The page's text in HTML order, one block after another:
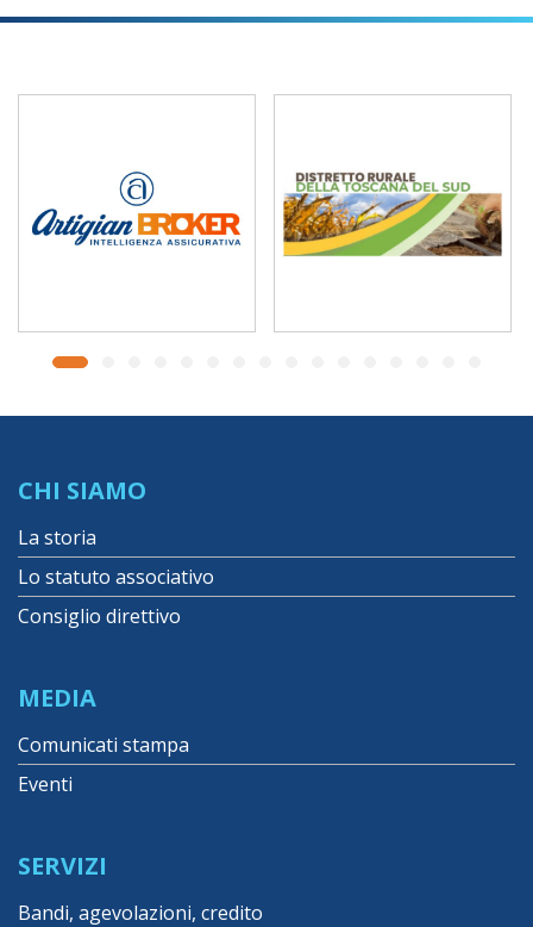
CHI SIAMO
La storia
Lo statuto associativo
Consiglio direttivo
MEDIA
Comunicati stampa
Eventi
SERVIZI
Bandi, agevolazioni, credito